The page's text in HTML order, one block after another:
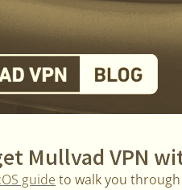
Mullvad VPN
guide to walk you